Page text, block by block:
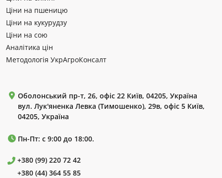
Ціни на пшеницю
Ціни на кукурудзу
Ціни на сою
Аналітика цін
Методологія УкрАгроКонсалт
Оболонський пр-т, 26, офіс 22 Київ, 04205, Україна
вул. Лук'яненка Левка (Тимошенко), 29в, офіс 5 Київ,
04205, Україна
Пн-Пт: с 9:00 до 18:00.
+380 (99) 220 72 42
+380 (44) 364 55 85